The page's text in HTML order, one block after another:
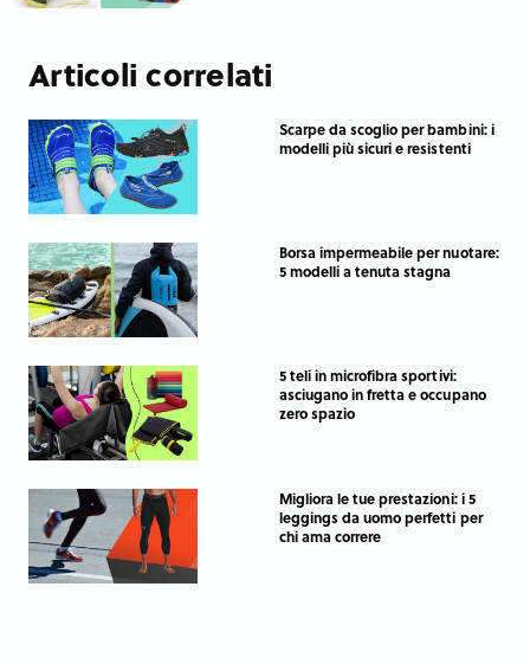
Articoli correlati
Scarpe da scoglio per bambini: i
modelli più sicuri e resistenti
Borsa impermeabile per nuotare:
5 modelli a tenuta stagna
5 teli in microfibra sportivi:
asciugano in fretta e occupano
zero spazio
Migliora le tue prestazioni: i 5
leggings da uomo perfetti per
chi ama correre